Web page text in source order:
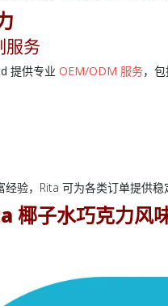
服务
提供专业 OEM/ODM 服务，包
验，Rita 可为各类订单提供稳
椰子水巧克力风